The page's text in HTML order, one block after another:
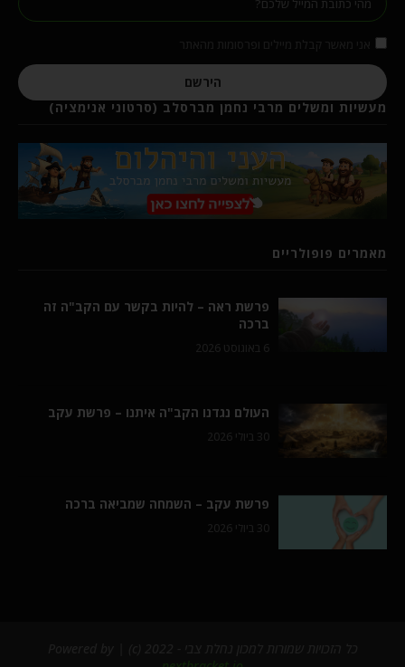
הירשם
מעשיות ומשלים מרבי נחמן מברסלב (סרטוני אנימציה)
מאמרים פופולריים
פרשת ראה – להיות בקשר עם הקב"ה זה
ברכה
6 באוגוסט 2026
העולם נגדנו הקב"ה איתנו – פרשת עקב
30 ביולי 2026
פרשת עקב – השמחה שמביאה ברכה
30 ביולי 2026